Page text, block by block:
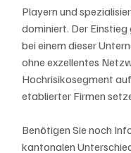
Playern und
dominiert. Der
bei einem dieser
ohne exzellentes
Hochrisikosegment
etablierter Firmen
Benötigen Sie noch
kantonalen